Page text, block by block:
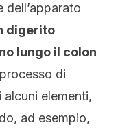
dell’apparato
digerito
lungo il colon
di
alcuni elementi,
ad esempio,